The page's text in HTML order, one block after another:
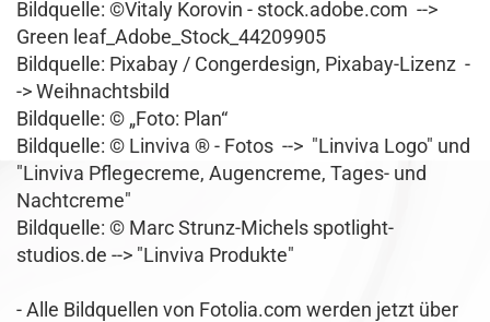
Bildquelle: ©Vitaly Korovin - stock.adobe.com -->
Green leaf_Adobe_Stock_44209905
Bildquelle: Pixabay / Congerdesign, Pixabay-Lizenz -
-> Weihnachtsbild
Bildquelle: © „Foto: Plan“
Bildquelle: © Linviva ® - Fotos --> "Linviva Logo" und
"Linviva Pflegecreme, Augencreme, Tages- und
Nachtcreme"
Bildquelle: © Marc Strunz-Michels spotlight-
studios.de --> "Linviva Produkte"
- Alle Bildquellen von Fotolia.com werden jetzt über